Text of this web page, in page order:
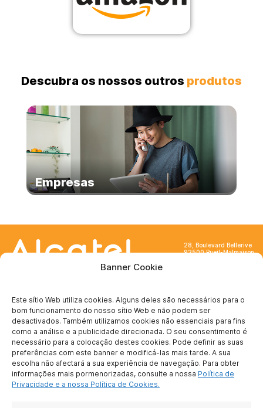
Banner Cookie
Este sítio Web utiliza cookies. Alguns deles são necessários para o
bom funcionamento do nosso sítio Web e não podem ser
desactivados. Também utilizamos cookies não essenciais para fins
como a análise e a publicidade direcionada. O seu consentimento é
necessário para a colocação destes cookies. Pode definir as suas
preferências com este banner e modificá-las mais tarde. A sua
escolha não afectará a sua experiência de navegação. Para obter
informações mais pormenorizadas, consulte a nossa Política de
Privacidade e a nossa Política de Cookies.
Descubra os nossos outros produtos
Empresas
28, Boulevard Bellerive
92500 Rueil-Malmaison
SOBRE NÓS
Quem somos nós ?
Para se tornar
parceiro
Contate-nos